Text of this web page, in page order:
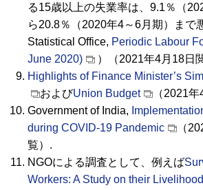
る15歳以上の失業率は、9.1％（
ら20.8％（2020年4～6月期）まで
Statistical Office, Periodic Labour
June 2020)
）（2021年4月18日
Highlights of Finance Minister’s
およびUnion Budget
（2021
Government of India,
during COVID-19 Pandemic
（
覧）.
NGOによる調査として、例えば
Workers: A Study on their